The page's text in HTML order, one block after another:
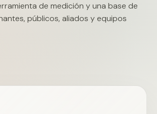
de medición y una base de
públicos, aliados y equipos